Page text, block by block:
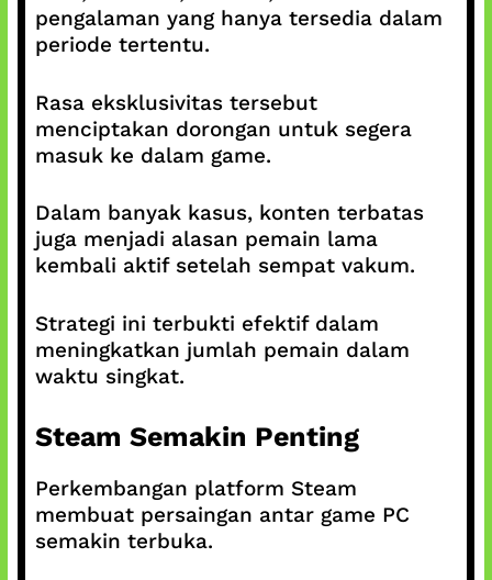
pengalaman yang hanya tersedia dalam
periode tertentu.
Rasa eksklusivitas tersebut
menciptakan dorongan untuk segera
masuk ke dalam game.
Dalam banyak kasus, konten terbatas
juga menjadi alasan pemain lama
kembali aktif setelah sempat vakum.
Strategi ini terbukti efektif dalam
meningkatkan jumlah pemain dalam
waktu singkat.
Steam Semakin Penting
Perkembangan platform Steam
membuat persaingan antar game PC
semakin terbuka.